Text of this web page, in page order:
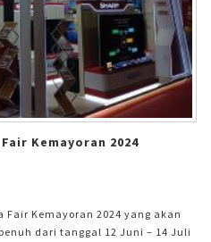
Kemayoran 2024
Kemayoran 2024 yang akan
dari tanggal 12 Juni – 14 Juli